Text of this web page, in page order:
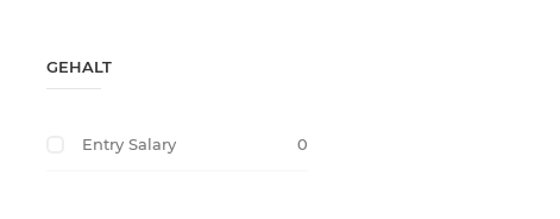
GEHALT
Entry Salary 0